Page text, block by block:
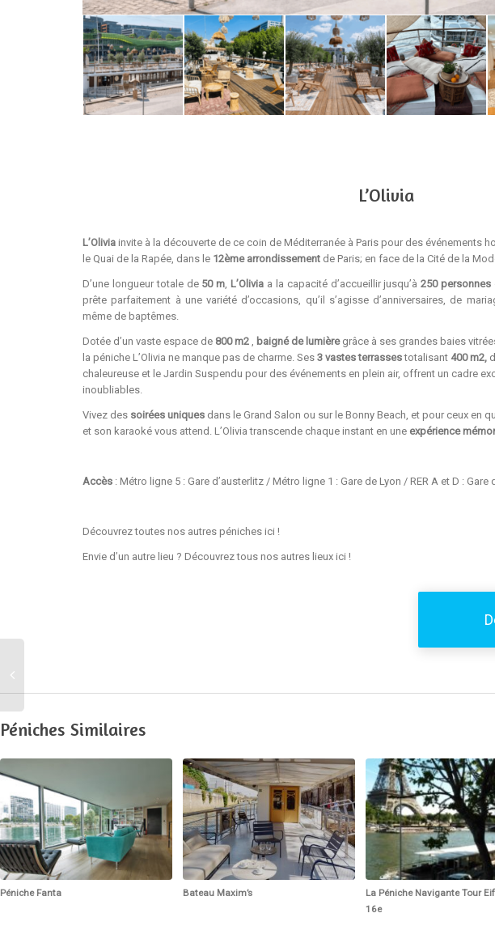
L’Olivia
L’Olivia invite à la découverte de ce coin de Méditerranée à Paris pour des événements
le Quai de la Rapée, dans le 12ème arrondissement de Paris; en face de la Cité de la
D’une longueur totale de 50m, L’Olivia a la capacité d’accueillir jusqu’à250 personnes
prête parfaitement à une variété d’occasions, qu’il s’agisse d’anniversaires, de
même de baptêmes.
Dotée d’un vaste espace de 800 m2 , baigné de lumièregrâce à ses grandes baies
la péniche L’Olivia ne manque pas de charme. Ses 3 vastes terrassestotalisant 400 m2,
chaleureuse et le Jardin Suspendu pour des événements en plein air, offrent un cadre
inoubliables.
Vivez des soirées uniques dans le Grand Salon ou sur le Bonny Beach, et pour ceux en
et son karaoké vous attend. L’Olivia transcende chaque instant en une expérience
Accès : Métro ligne 5 : Gare d’austerlitz / Métro ligne 1 : Gare de Lyon / RER A et D : Gare
Découvrez toutes nos autres péniches ici !
Envie d’un autre lieu ? Découvrez tous nos autres lieux ici !
Péniches Similaires
Péniche Fanta Bateau Maxim’s
La Péniche Navigante Tour
16e